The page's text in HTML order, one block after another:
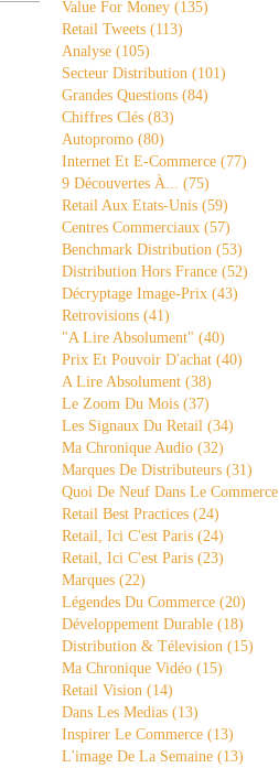
Value For Money (135)
Retail Tweets (113)
Analyse (105)
Secteur Distribution (101)
Grandes Questions (84)
Chiffres Clés (83)
Autopromo (80)
Internet Et E-Commerce (77)
9 Découvertes À... (75)
Retail Aux Etats-Unis (59)
Centres Commerciaux (57)
Benchmark Distribution (53)
Distribution Hors France (52)
Décryptage Image-Prix (43)
Retrovisions (41)
"a Lire Absolument" (40)
Prix Et Pouvoir D'achat (40)
A Lire Absolument (38)
Le Zoom Du Mois (37)
Les Signaux Du Retail (34)
Ma Chronique Audio (32)
Marques De Distributeurs (31)
Quoi De Neuf Dans Le Commerce
Retail Best Practices (24)
Retail, Ici C'est Paris (24)
Retail, Ici C'est Paris (23)
Marques (22)
Légendes Du Commerce (20)
Développement Durable (18)
Distribution & Télevision (15)
Ma Chronique Vidéo (15)
Retail Vision (14)
Dans Les Medias (13)
Inspirer Le Commerce (13)
L'image De La Semaine (13)